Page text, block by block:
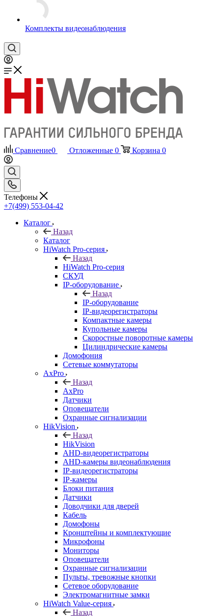
Комплекты видеонаблюдения
Сравнение0 Отложенные 0 Корзина 0
Телефоны
+7(499) 553-04-42
Каталог
Назад
Каталог
HiWatch Pro-серия
Назад
HiWatch Pro-серия
CКУД
IP-оборудование
Назад
IP-оборудование
IP-видеорегистраторы
Компактные камеры
Купольные камеры
Скоростные поворотные камеры
Цилиндрические камеры
Домофония
Сетевые коммутаторы
AxPro
Назад
AxPro
Датчики
Оповещатели
Охранные сигнализации
HikVision
Назад
HikVision
AHD-видеорегистраторы
AHD-камеры видеонаблюдения
IP-видеорегистраторы
IP-камеры
Блоки питания
Датчики
Доводчики для дверей
Кабель
Домофоны
Кронштейны и комплектующие
Микрофоны
Мониторы
Оповещатели
Охранные сигнализации
Пульты, тревожные кнопки
Сетевое оборудование
Электромагнитные замки
HiWatch Value-серия
Назад